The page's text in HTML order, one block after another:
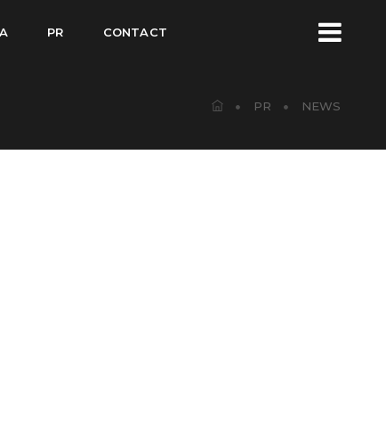
PR CONTACT
PR NEWS